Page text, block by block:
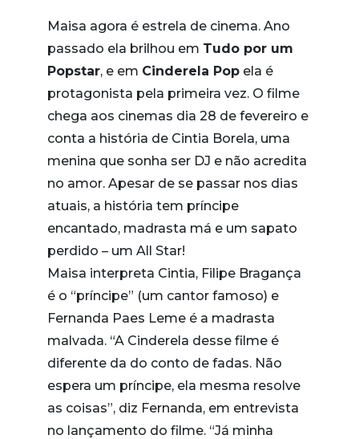
Maisa agora é estrela de cinema. Ano
passado ela brilhou em Tudo por um
Popstar, e em Cinderela Pop ela é
protagonista pela primeira vez. O filme
chega aos cinemas dia 28 de fevereiro e
conta a história de Cintia Borela, uma
menina que sonha ser DJ e não acredita
no amor. Apesar de se passar nos dias
atuais, a história tem príncipe
encantado, madrasta má e um sapato
perdido – um All Star!
Maisa interpreta Cintia, Filipe Bragança
é o “príncipe” (um cantor famoso) e
Fernanda Paes Leme é a madrasta
malvada. “A Cinderela desse filme é
diferente da do conto de fadas. Não
espera um príncipe, ela mesma resolve
as coisas”, diz Fernanda, em entrevista
no lançamento do filme. “Já minha